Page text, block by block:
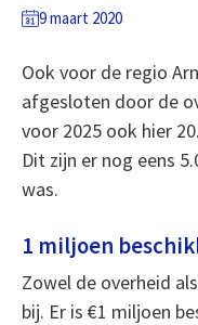
9 maart 2020
Ook voor de regio
afgesloten door de
voor 2025 ook hier
Dit zijn er nog eens
was.
1 miljoen
Zowel de overheid
bij. Er is €1 miljoen